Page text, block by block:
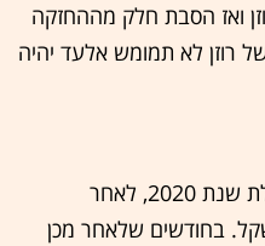
ואז הסבת חלק מההחזקה
רוזן לא תמומש אלעד יהיה
אירודרום נכנסה לבורסה בתחילת שנת 2020, לאחר
של 50 מיליון שקל. בחודשים שלאחר מכן